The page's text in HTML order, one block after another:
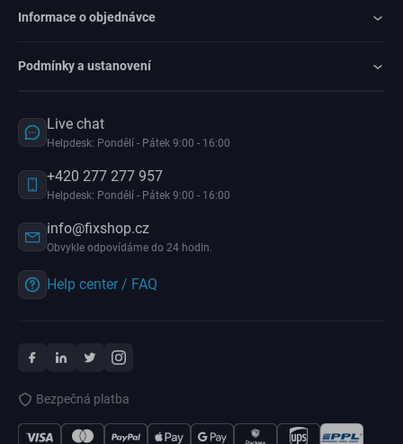
Informace o objednávce
Podmínky a ustanovení
Live chat
Helpdesk: Pondělí - Pátek 9:00 - 16:00
+420 277 277 957
Helpdesk: Pondělí - Pátek 9:00 - 16:00
info@fixshop.cz
Obvykle odpovídáme do 24 hodin.
Help center / FAQ
Bezpečná platba